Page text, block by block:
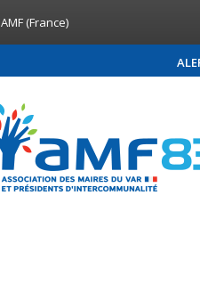
AMF (France)
COMMUNIQUÉ